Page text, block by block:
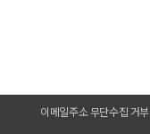
이메일주소 무단수집 거부